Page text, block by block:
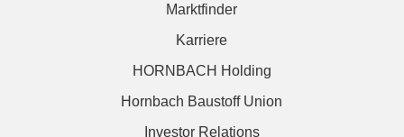
Marktfinder
Karriere
HORNBACH Holding
Hornbach Baustoff Union
Investor Relations